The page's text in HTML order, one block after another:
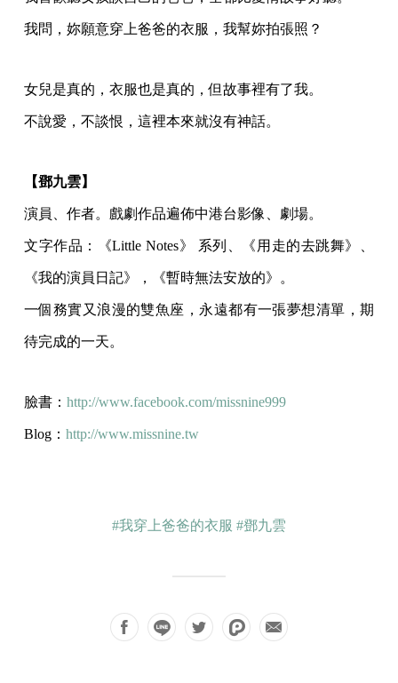
我問，妳願意穿上爸爸的衣服，我幫妳拍張照？
女兒是真的，衣服也是真的，但故事裡有了我。
不說愛，不談恨，這裡本來就沒有神話。
【鄧九雲】
演員、作者。戲劇作品遍佈中港台影像、劇場。
文字作品：《Little Notes》 系列、《用走的去跳舞》、
《我的演員日記》，《暫時無法安放的》。
一個務實又浪漫的雙魚座，永遠都有一張夢想清單，期
待完成的一天。
臉書： http://www.facebook.com/missnine999
Blog： http://www.missnine.tw
#我穿上爸爸的衣服 #鄧九雲